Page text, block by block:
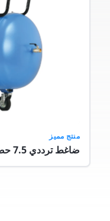
منتج مميز
ضاغط ترددي 7.5 حصان — 500 لتر